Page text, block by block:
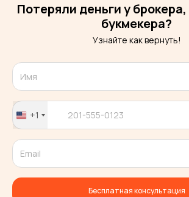
Потеряли деньги у
букмекера?
Узнайте как вернуть!
United
States
+1
Бесплатная консультация